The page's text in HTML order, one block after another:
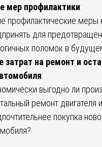
мер профилактики:
профилактические меры
для
поломок в
затрат на ремонт и
:
выгодно ли
ремонт двигателя
покупка